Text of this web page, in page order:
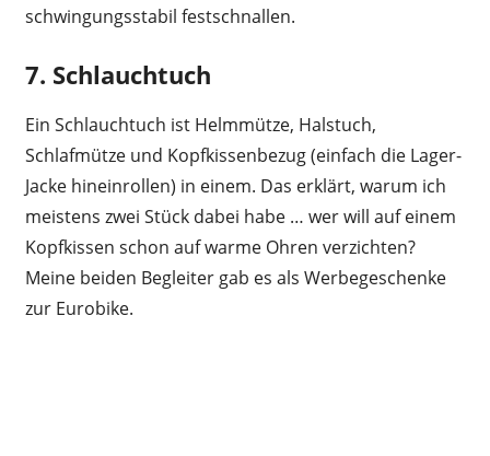
schwingungsstabil festschnallen.
7. Schlauchtuch
Ein Schlauchtuch ist Helmmütze, Halstuch,
Schlafmütze und Kopfkissenbezug (einfach die Lager-
Jacke hineinrollen) in einem. Das erklärt, warum ich
meistens zwei Stück dabei habe … wer will auf einem
Kopfkissen schon auf warme Ohren verzichten?
Meine beiden Begleiter gab es als Werbegeschenke
zur Eurobike.